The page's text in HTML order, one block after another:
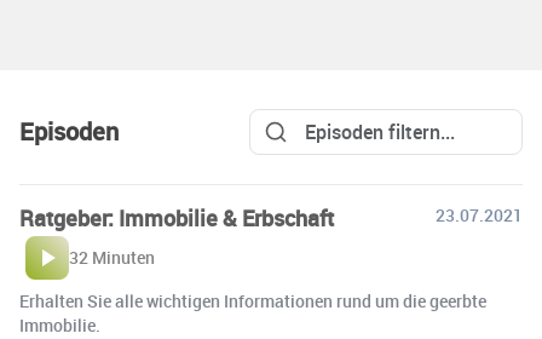
Episoden
Ratgeber: Immobilie & Erbschaft
23.07.2021
32 Minuten
Erhalten Sie alle wichtigen Informationen rund um die geerbte
Immobilie.